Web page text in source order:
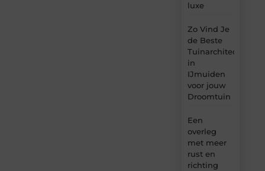
luxe
Zo Vind Je
de Beste
Tuinarchitect
in
IJmuiden
voor jouw
Droomtuin
Een
overleg
met meer
rust en
richting